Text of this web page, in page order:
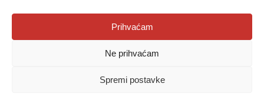
Prihvaćam
Ne prihvaćam
Spremi postavke
Agencija za odgoj i obrazovanje
Donje Svetice 38, 10000 Zagreb
1778129
Prenošenje sadržaja dopušteno je uz navođenje izvora.